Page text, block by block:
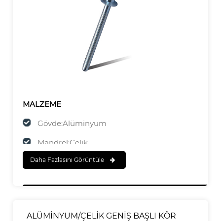
MALZEME
Gövde:Alüminyum
Mandrel:Çelik
SONA ERMEK
Daha Fazlasını Görüntüle
ALÜMİNYUM/ÇELİK GENİŞ BAŞLI KÖR